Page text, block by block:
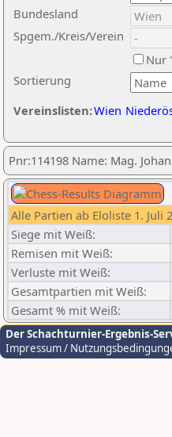
Sortierung
Bundesland
Spgem./Kreis/Verein
Nur
Vereinslisten:Wien
Pnr:114198 Name: Mag.
Alle Partien ab Eloliste 1. Juli
Siege mit Weiß:
Remisen mit Weiß:
Verluste mit Weiß:
Gesamtpartien mit Weiß:
Gesamt % mit Weiß:
Der Schachturnier-Ergebnis-
Impressum /